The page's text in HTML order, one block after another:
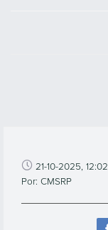
21-10-2025, 12:02
Por: CMSRP